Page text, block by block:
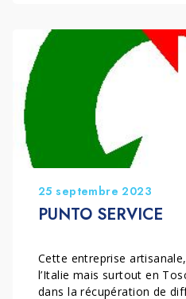
profondeur, de
25 septembre 2023
PUNTO SERVICE
Cette entreprise
l’Italie mais surtout en
dans la récupération de